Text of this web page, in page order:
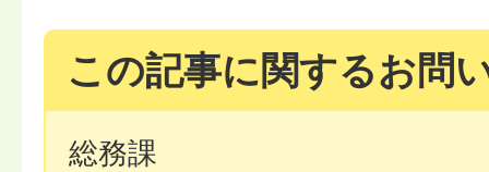
この記事に関するお問
総務課